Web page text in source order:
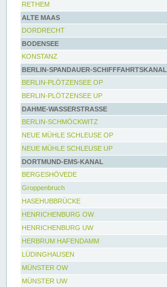
RETHEM
ALTE MAAS
DORDRECHT
BODENSEE
KONSTANZ
BERLIN-SPANDAUER-SCHIFFFAHRTSKANAL
BERLIN-PLÖTZENSEE OP
BERLIN-PLÖTZENSEE UP
DAHME-WASSERSTRASSE
BERLIN-SCHMÖCKWITZ
NEUE MÜHLE SCHLEUSE OP
NEUE MÜHLE SCHLEUSE UP
DORTMUND-EMS-KANAL
BERGESHÖVEDE
Groppenbruch
HASEHUBBRÜCKE
HENRICHENBURG OW
HENRICHENBURG UW
HERBRUM HAFENDAMM
LÜDINGHAUSEN
MÜNSTER OW
MÜNSTER UW